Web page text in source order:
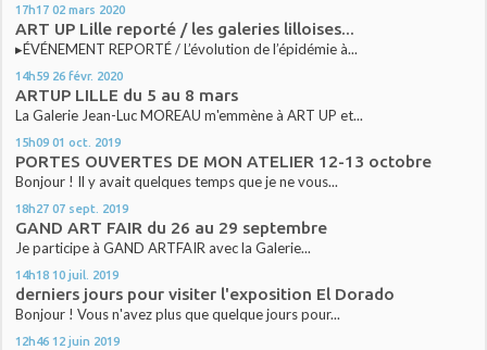
17h17 02 mars 2020
ART UP Lille reporté / les galeries lilloises...
▸ÉVÉNEMENT REPORTÉ / L’évolution de l’épidémie à...
14h59 26 févr. 2020
ARTUP LILLE du 5 au 8 mars
La Galerie Jean-Luc MOREAU m'emmène à ART UP et...
15h09 01 oct. 2019
PORTES OUVERTES DE MON ATELIER 12-13 octobre
Bonjour ! Il y avait quelques temps que je ne vous...
18h27 07 sept. 2019
GAND ART FAIR du 26 au 29 septembre
Je participe à GAND ARTFAIR avec la Galerie...
14h18 10 juil. 2019
derniers jours pour visiter l'exposition El Dorado
Bonjour ! Vous n'avez plus que quelque jours pour...
12h46 12 juin 2019